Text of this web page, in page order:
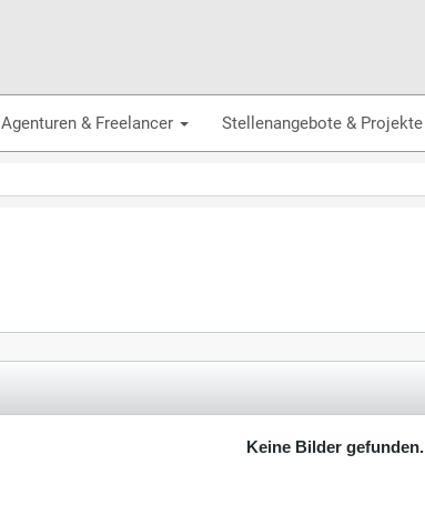
Agenturen & Freelancer Stellenangebote & Projekte
Keine Bilder gefunden.